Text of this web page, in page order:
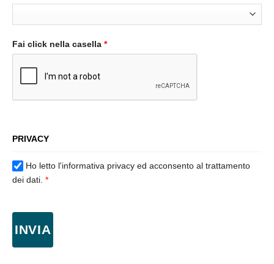
Fai click nella casella *
PRIVACY
Ho letto l'informativa privacy ed acconsento al trattamento
dei dati. *
INVIA